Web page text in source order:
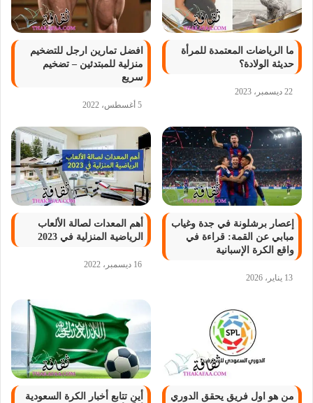
ما الرياضات المعتمدة للمرأة
حديثة الولادة؟
22 ديسمبر، 2023
افضل تمارين ارجل للتضخيم
منزلية للمبتدئين – تضخيم
سريع
5 أغسطس، 2022
إعصار برشلونة في جدة وغياب
مبابي عن القمة: قراءة في
واقع الكرة الإسبانية
13 يناير، 2026
أهم المعدات لصالة الألعاب
الرياضية المنزلية في 2023
16 ديسمبر، 2022
من هو اول فريق يحقق الدوري
أين تتابع أخبار الكرة السعودية